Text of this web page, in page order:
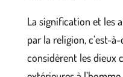
La signification et les
par la religion, c’est-
considèrent les dieux